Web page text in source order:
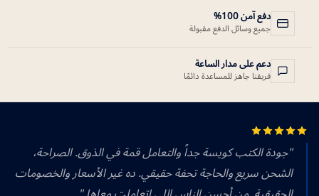
دفع آمن 100%
جميع وسائل الدفع مقبولة
دعم على مدار الساعة
فريقنا جاهز للمساعدة دائمًا
"جودة الكتب كويسة جداً والتعامل قمة في الذوق. الصراحة،
الشحن سريع والحاجة تحفة حقيقي. ده غير الأسعار والخصومات